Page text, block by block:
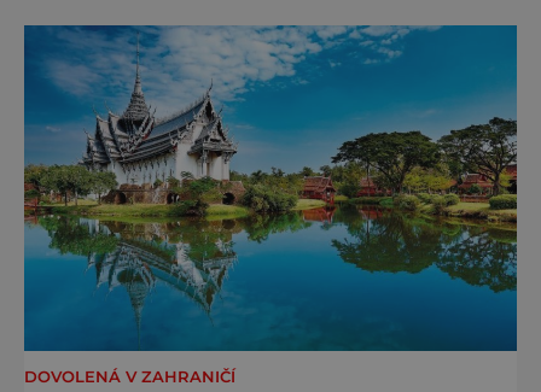
který vaše sny může změnit ve skutečnost.
Po celý rok zde panují tropické teploty
a slunečné počasí, dlouh
DOVOLENÁ V ZAHRANIČÍ